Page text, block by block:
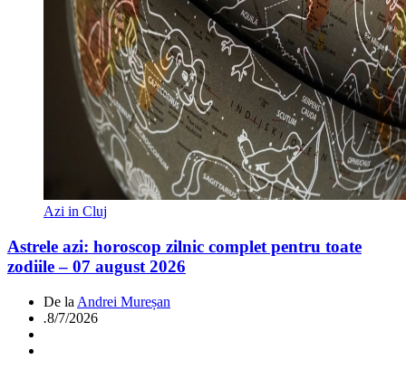
Azi in Cluj
Astrele azi: horoscop zilnic complet pentru toate
zodiile – 07 august 2026
De la Andrei Mureșan
.8/7/2026